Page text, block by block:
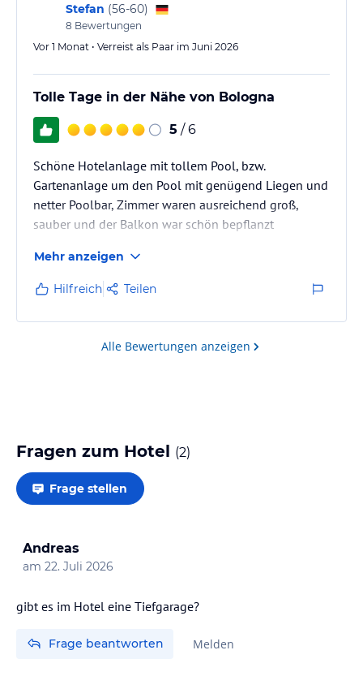
Stefan (56-60)
8 Bewertungen
Vor 1 Monat • Verreist als Paar im Juni 2026
Tolle Tage in der Nähe von Bologna
5 / 6
Schöne Hotelanlage mit tollem Pool, bzw.
Gartenanlage um den Pool mit genügend Liegen und
netter Poolbar, Zimmer waren ausreichend groß,
sauber und der Balkon war schön bepflanzt
Mehr anzeigen
Hilfreich Teilen
Alle Bewertungen anzeigen
Fragen zum Hotel (2)
Frage stellen
Andreas
am 22. Juli 2026
gibt es im Hotel eine Tiefgarage?
Frage beantworten Melden